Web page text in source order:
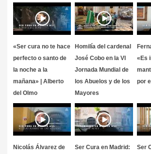
«Ser cura no te hace
perfecto o santo de
la noche a la
mañana» | Alberto
del Olmo
Homilía del cardenal
José Cobo en la VI
Jornada Mundial de
los Abuelos y de los
Mayores
«Es
por
Nicolás Álvarez de
Ser Cura en Madrid:
Ser